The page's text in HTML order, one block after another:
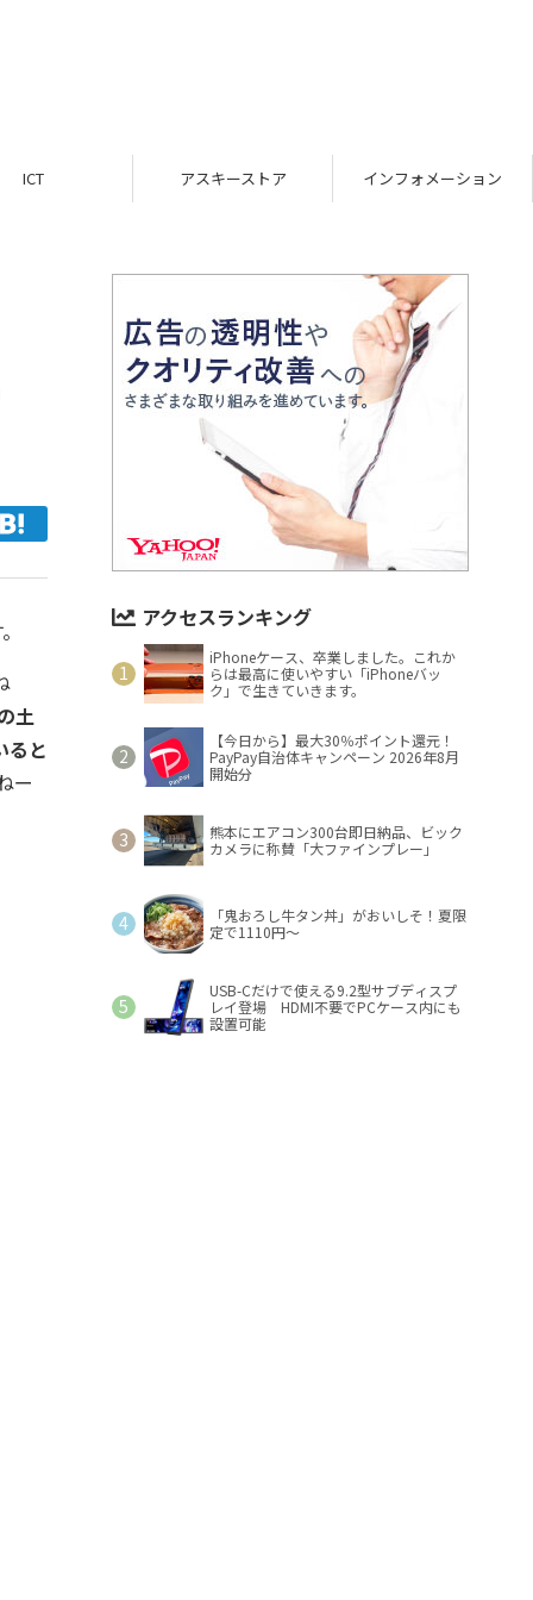
ICT アスキーストア インフォメーション
土
ると
ー
アクセスランキング
iPhoneケース、卒業しました。これか
らは最高に使いやすい「iPhoneバッ
ク」で生きていきます。
【今日から】最大30％ポイント還元！
PayPay自治体キャンペーン 2026年8月
開始分
熊本にエアコン300台即日納品、ビック
カメラに称賛「大ファインプレー」
「鬼おろし牛タン丼」がおいしそ！夏限
定で1110円～
USB-Cだけで使える9.2型サブディスプ
レイ登場 HDMI不要でPCケース内にも
設置可能